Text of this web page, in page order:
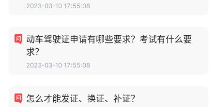
2023-03-10 17:55:08
动车驾驶证申请有哪些要求？考试有什么要
求？
2023-03-10 17:55:08
怎么才能发证、换证、补证？